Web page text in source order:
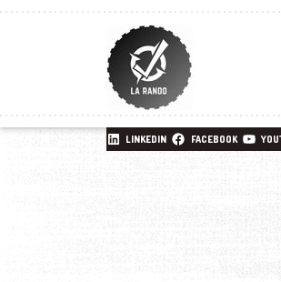
LINKEDIN FACEBOOK